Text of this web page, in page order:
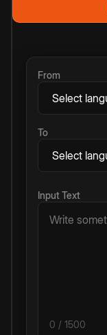
From
To
Input Text
0 / 1500